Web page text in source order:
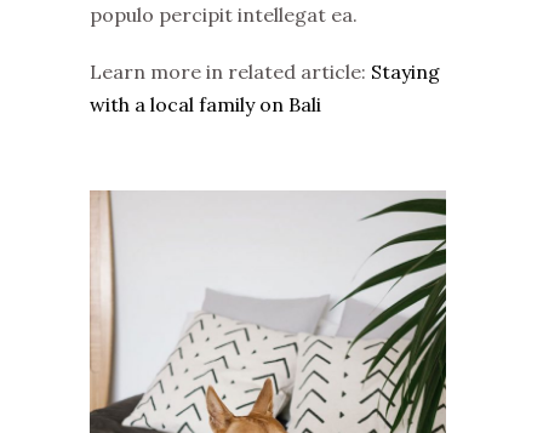
populo percipit intellegat ea.
Learn more in related article: Staying
with a local family on Bali